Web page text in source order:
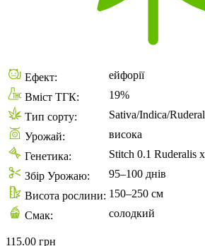
Ефект:
ейфорії
Вміст ТГК:
19%
Тип сорту:
Sativa/Indica/
Урожай:
висока
Генетика:
Stitch 0.1 Ruderalis
Збір Урожаю:
95–100 днів
Висота рослини: 150–250 см
Смак:
солодкий
115.00 грн